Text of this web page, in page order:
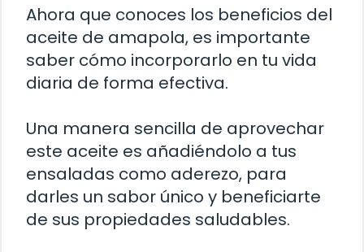
Ahora que conoces los beneficios del
aceite de amapola, es importante
saber cómo incorporarlo en tu vida
diaria de forma efectiva.
Una manera sencilla de aprovechar
este aceite es añadiéndolo a tus
ensaladas como aderezo, para
darles un sabor único y beneficiarte
de sus propiedades saludables.